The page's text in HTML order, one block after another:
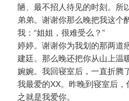
陋、最不招人待见的时刻。所
弟弟。谢谢你那么晚把我这个
我：“姐姐，很难受么？”
婷婷。谢谢你为我划的那两道
建廷。那么晚还把你从山上温
婉婉。我回寝室后，一直折腾
我最爱的XX。昨晚到寝室后
之就是我爱你。